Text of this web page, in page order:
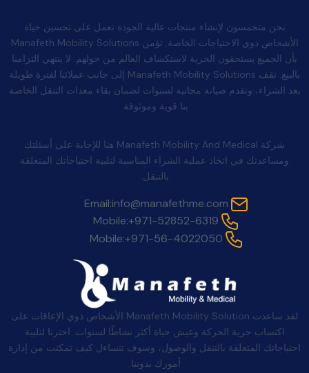
نحن متحمسون لإنشاء منتجات عالية الجودة تعمل على تحسين حياة
الأشخاص ذوي الاحتياجات الخاصة. تؤمن Manafeth Mobility Solutions
بأن الجميع يستحقون الحرية لاستكشاف العالم من حولهم. لا ينتهي التزامنا
بالبيع. تقف Manafeth Mobility Solutions إلى جانب عملائنا لفترة طويلة
بعد الشراء، وتقدم صيانة مجانية لسنوات لضمان بقاء معدات التنقل الخاصة
بنا قوية وموثوقة.
شركة Manafeth Mobility And Medical هنا للإجابة على أسئلتك
ومساعدتك في اتخاذ عملية الشراء المناسبة لتلبية احتياجاتك المتعلقة
بالتنقل.
Email:info@manafethme.com
Mobile:+971-52852-6319
Mobile:+971-56-4022050
لقد ساعدت Manafeth Mobility Solution الأشخاص ذوي الإعاقات على
اكتساب حرية الحركة وعيش حياة أكثر نشاطًا لسنوات. اخترنا لتلبية
احتياجاتك المتعلقة بالتنقل والوصول، وسوف تتساءل كيف تمكنت من إدارة
أمورك بدوننا.